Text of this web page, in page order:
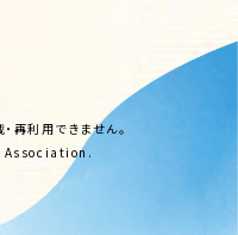
再利用できません。
Association.